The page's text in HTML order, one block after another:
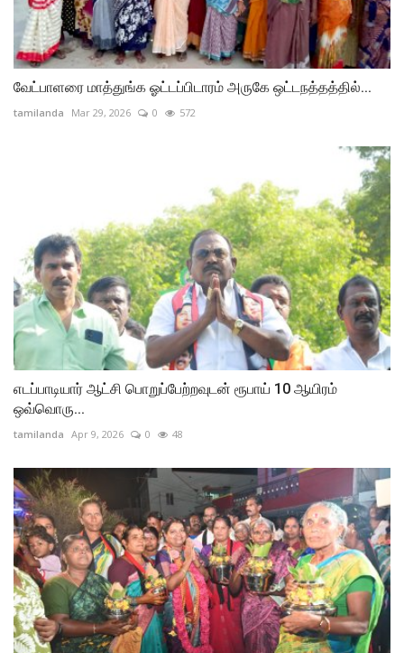
வேட்பாளரை மாத்துங்க ஓட்டப்பிடாரம் அருகே ஒட்டநத்தத்தில்...
tamilanda Mar 29, 2026 0 572
எடப்பாடியார் ஆட்சி பொறுப்பேற்றவுடன் ரூபாய் 10 ஆயிரம்
ஒவ்வொரு...
tamilanda Apr 9, 2026 0 48